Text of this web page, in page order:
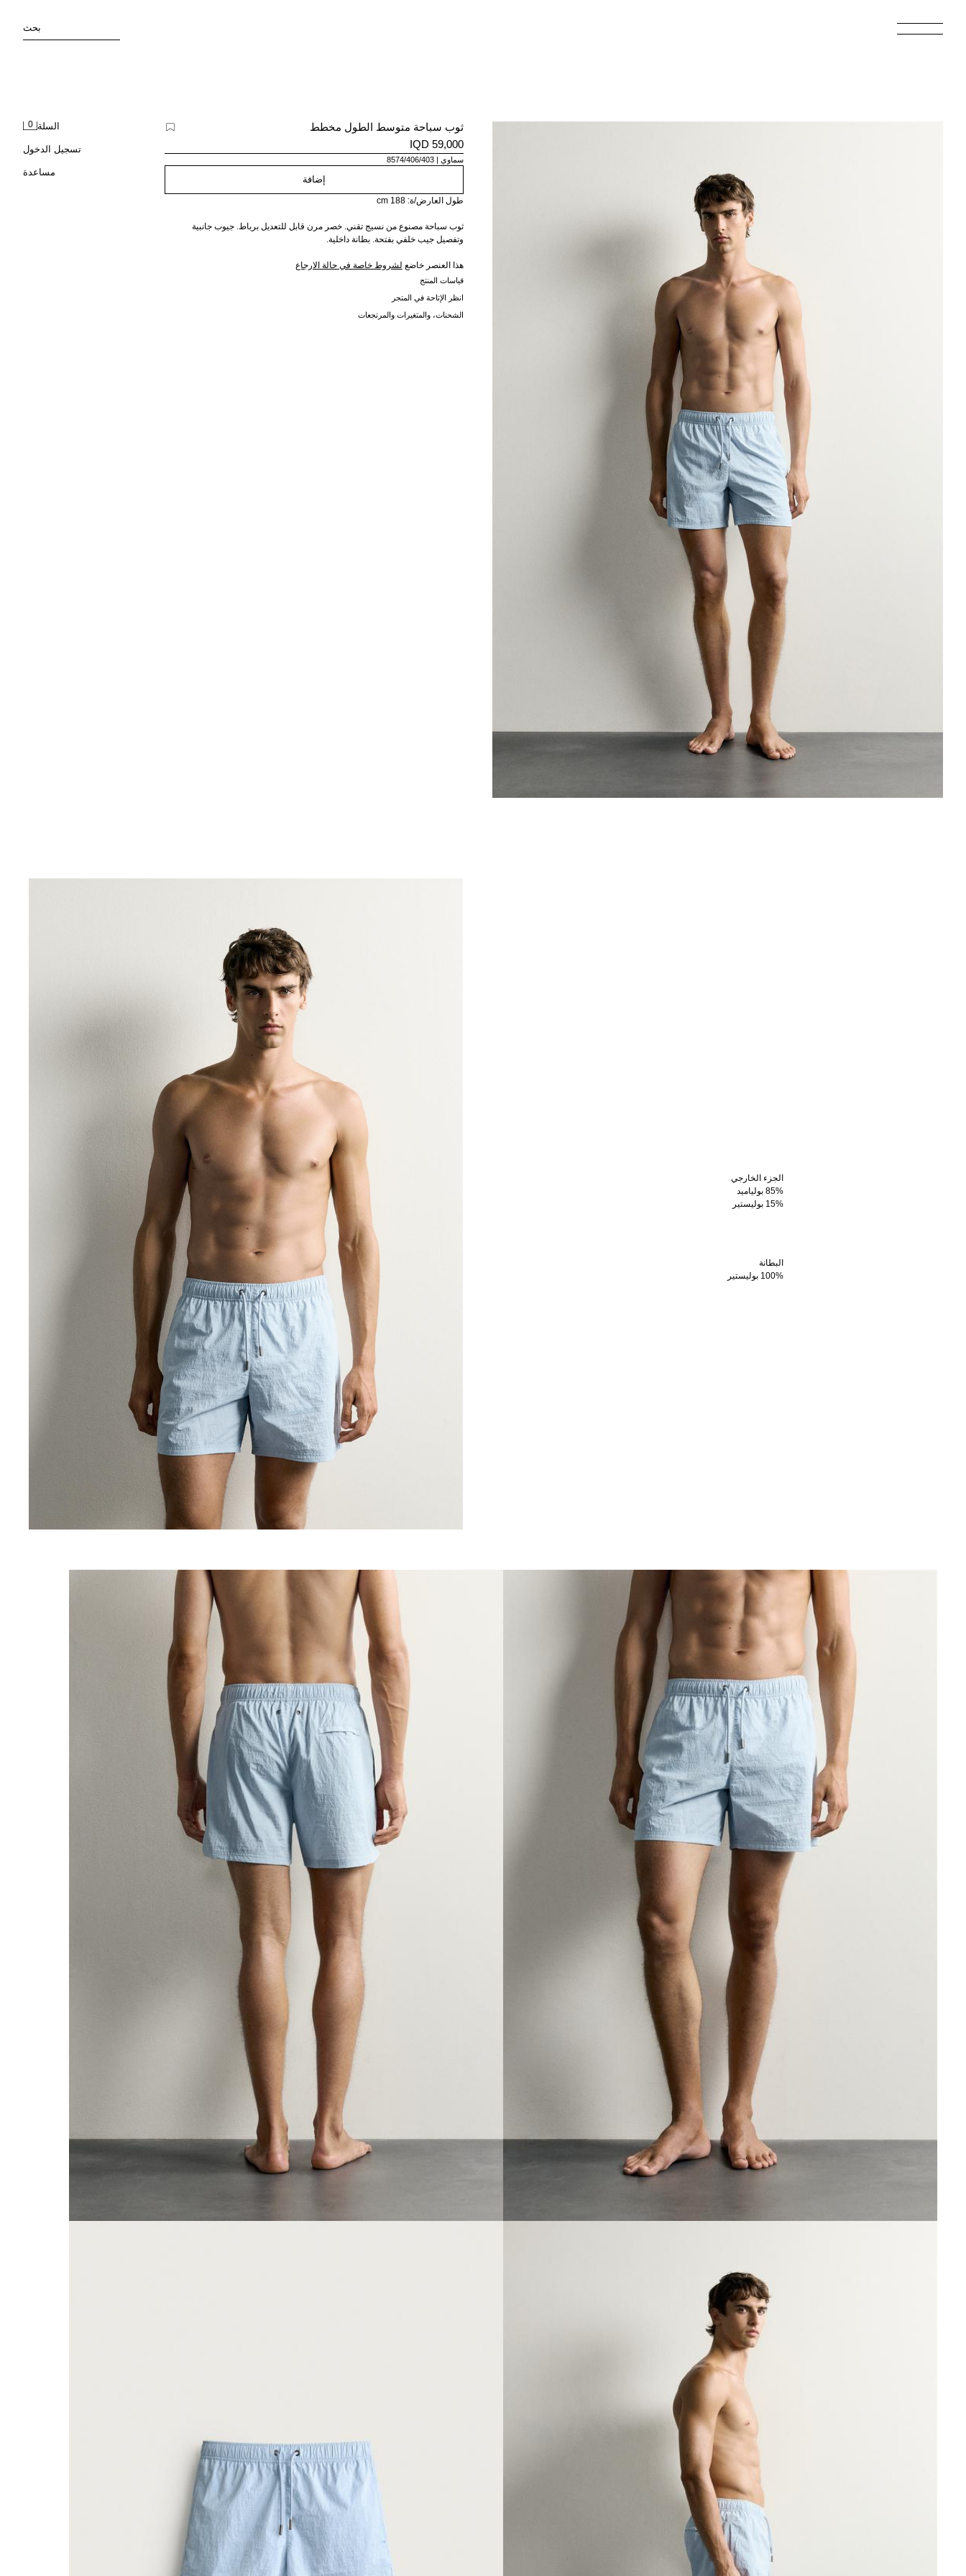
بحث
السلة 0
تسجيل الدخول
مساعدة
ثوب سباحة متوسط الطول مخطط
59,000 IQD
سماوي 8574/406/403
إضافة
طول العارض/ة: 188 cm
ثوب سباحة مصنوع من نسيج تقني. خصر مرن قابل للتعديل برباط. جيوب جانبية
وتفصيل جيب خلفي بفتحة. بطانة داخلية.
طول الخياطة الداخلية للساق: 13 سم.
طول الخياطة الخارجية للساق: 37 سم.
هذا العنصر خاضع لشروط خاصة في حالة الارجاع
قياسات المنتج
انظر الإتاحة في المتجر
الشحنات، والمتغيرات والمرتجعات
الجزء الخارجي
85% بولياميد
15% بوليستير
البطانة
100% بوليستير